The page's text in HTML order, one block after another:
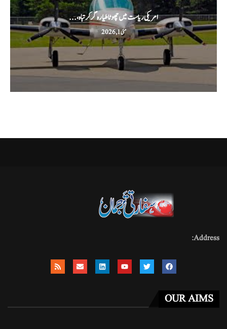
امریکی ریاست میں چھوٹا طیارہ گر کر تباہ،...
مئی 1, 2026
Address:
OUR AIMS